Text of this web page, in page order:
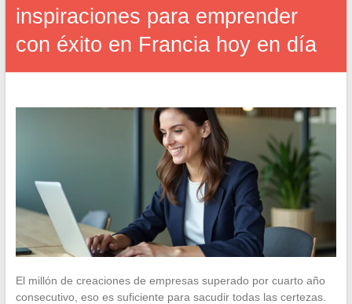
inspiraciones para emprender
con éxito en Francia hoy en día
El millón de creaciones de empresas superado por cuarto año
consecutivo, eso es suficiente para sacudir todas las certezas.